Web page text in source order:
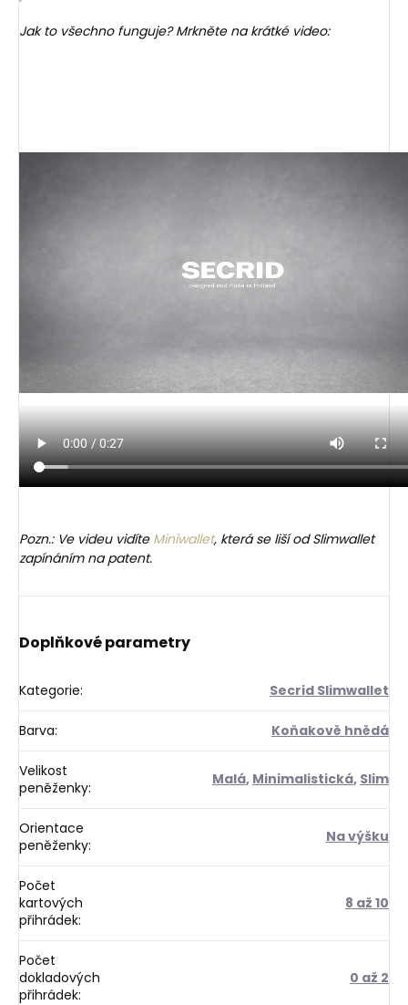
Jak to všechno funguje? Mrkněte na krátké video:
Pozn.: Ve videu vidíte Miniwallet, která se liší od Slimwallet
zapínáním na patent.
Doplňkové parametry
Kategorie: Secrid Slimwallet
Barva: Koňakově hnědá
Velikost
peněženky: Malá, Minimalistická, Slim
Orientace
peněženky: Na výšku
Počet
kartových
přihrádek:
8 až 10
Počet
dokladových
přihrádek:
0 až 2